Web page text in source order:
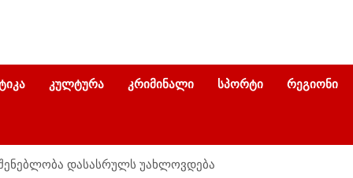
ᲙᲣᲚᲢᲣᲠᲐ ᲙᲠᲘᲛᲘᲜᲐᲚᲘ ᲡᲞᲝᲠᲢᲘ ᲠᲔᲒᲘᲝᲜᲘ
დასასრულს უახლოვდება